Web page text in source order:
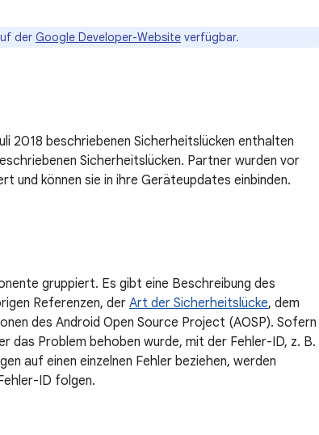
der Google Developer-Website verfügbar.
2018 beschriebenen Sicherheitslücken enthalten
Sicherheitslücken. Partner wurden vor
und können sie in ihre Geräteupdates einbinden.
gruppiert. Es gibt eine Beschreibung des
Referenzen, der Art der Sicherheitslücke, dem
des Android Open Source Project (AOSP). Sofern
das Problem behoben wurde, mit der Fehler-ID, z. B.
auf einen einzelnen Fehler beziehen, werden
ID folgen.